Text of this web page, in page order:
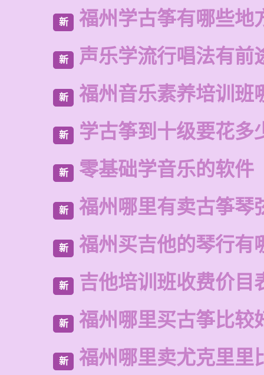
新 福州学古筝有哪些地
新 声乐学流行唱法有前
新 福州音乐素养培训班
新 学古筝到十级要花多
新 零基础学音乐的软件
新 福州哪里有卖古筝琴
新 福州买吉他的琴行有
新 吉他培训班收费价目
新 福州哪里买古筝比较
新 福州哪里卖尤克里里